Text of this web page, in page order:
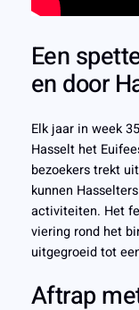
Een
en door
Elk jaar in week
Hasselt het
bezoekers trekt
kunnen
activiteiten. Het
viering rond het
uitgegroeid tot
Aftrap